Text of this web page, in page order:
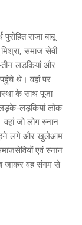
राजा बाबू
समाज सेवी
तीन लड़कियां और
थे। वहां पर
के साथ पूजा
लड़कियां लोक
जो लोग स्नान
लड़ने लगे और खुलेआम
एवं स्नान
जाकर वह संगम से